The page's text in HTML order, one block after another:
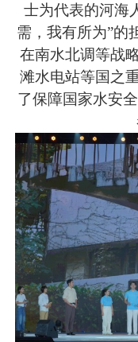
士为代表的河海
需，我有所为”的
在南水北调等战
滩水电站等国之
了保障国家水安